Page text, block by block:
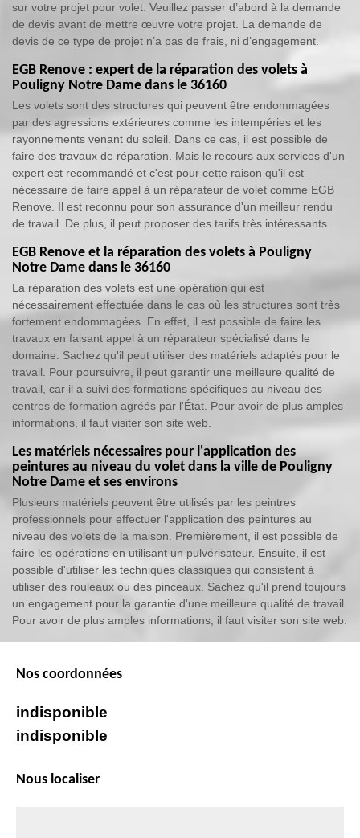
sur votre projet pour volet. Veuillez passer d’abord à la demande
de devis avant de mettre œuvre votre projet. La demande de
devis de ce type de projet n’a pas de frais, ni d’engagement.
EGB Renove : expert de la réparation des volets à
Pouligny Notre Dame dans le 36160
Les volets sont des structures qui peuvent être endommagées
par des agressions extérieures comme les intempéries et les
rayonnements venant du soleil. Dans ce cas, il est possible de
faire des travaux de réparation. Mais le recours aux services d'un
expert est recommandé et c'est pour cette raison qu'il est
nécessaire de faire appel à un réparateur de volet comme EGB
Renove. Il est reconnu pour son assurance d'un meilleur rendu
de travail. De plus, il peut proposer des tarifs très intéressants.
EGB Renove et la réparation des volets à Pouligny
Notre Dame dans le 36160
La réparation des volets est une opération qui est
nécessairement effectuée dans le cas où les structures sont très
fortement endommagées. En effet, il est possible de faire les
travaux en faisant appel à un réparateur spécialisé dans le
domaine. Sachez qu'il peut utiliser des matériels adaptés pour le
travail. Pour poursuivre, il peut garantir une meilleure qualité de
travail, car il a suivi des formations spécifiques au niveau des
centres de formation agréés par l'État. Pour avoir de plus amples
informations, il faut visiter son site web.
Les matériels nécessaires pour l'application des
peintures au niveau du volet dans la ville de Pouligny
Notre Dame et ses environs
Plusieurs matériels peuvent être utilisés par les peintres
professionnels pour effectuer l'application des peintures au
niveau des volets de la maison. Premièrement, il est possible de
faire les opérations en utilisant un pulvérisateur. Ensuite, il est
possible d'utiliser les techniques classiques qui consistent à
utiliser des rouleaux ou des pinceaux. Sachez qu'il prend toujours
un engagement pour la garantie d'une meilleure qualité de travail.
Pour avoir de plus amples informations, il faut visiter son site web.
Nos coordonnées
indisponible
indisponible
Nous localiser